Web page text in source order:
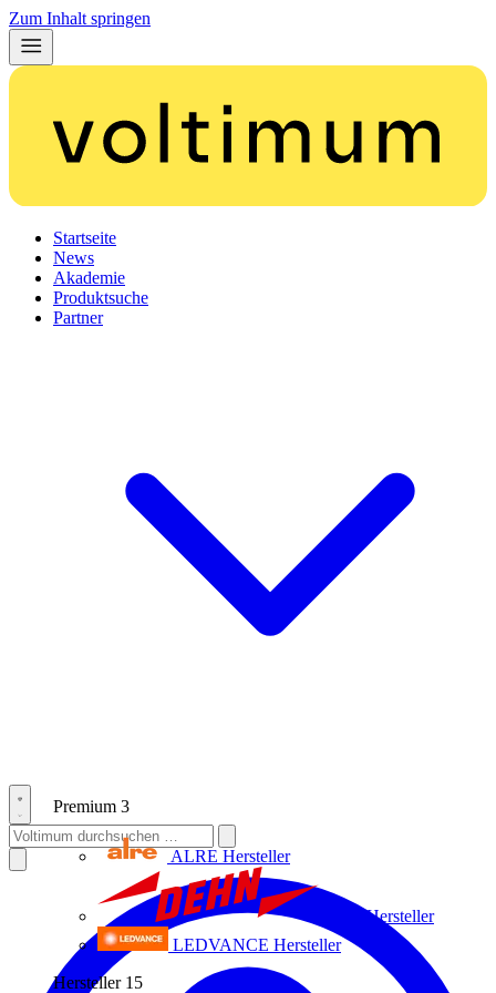
Zum Inhalt springen
Startseite
News
Akademie
Produktsuche
Partner
Premium 3
ALRE Hersteller
Hersteller
LEDVANCE Hersteller
Hersteller 15